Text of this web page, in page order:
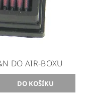
DO AIR-BOXU